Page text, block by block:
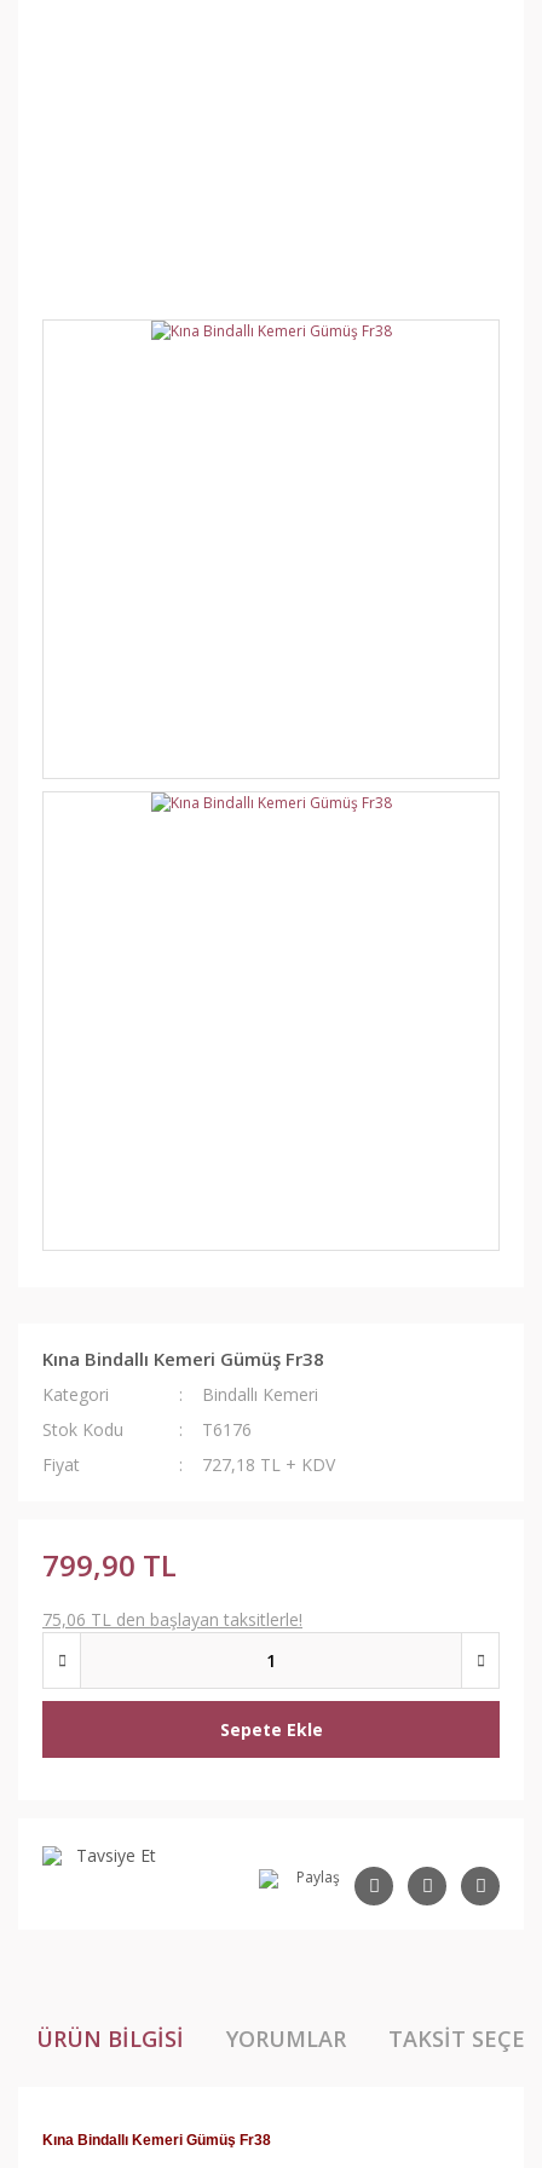
Kına Bindallı Kemeri Gümüş Fr38
Kategori
Bindallı Kemeri
Stok Kodu
T6176
Fiyat
727,18 TL + KDV
799,90 TL
75,06 TL den başlayan taksitlerle!
Sepete Ekle
Tavsiye Et
Paylaş
ÜRÜN BILGISI YORUMLAR TAKSIT
Kına Bindallı Kemeri Gümüş Fr38